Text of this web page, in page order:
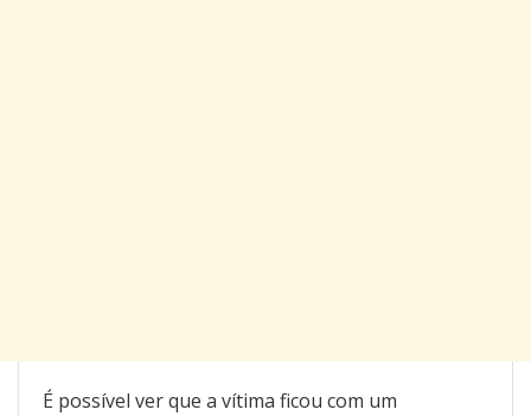
É possível ver que a vítima ficou com um